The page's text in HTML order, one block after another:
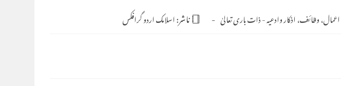
اعمال، وظائف، اذکار وادعیہ-ذات باری تعالیٰ ناشر:اسلامک اردو گرافکس